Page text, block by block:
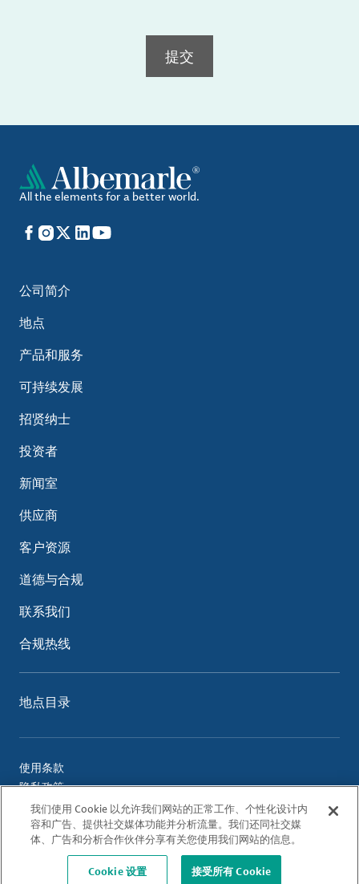
提交
All the elements for a better world.
Facebook
Instagram
X LinkedIn
YouTube
公司简介
地点
产品和服务
可持续发展
招贤纳士
投资者
新闻室
供应商
客户资源
道德与合规
联系我们
合规热线
地点目录
使用条款
隐私政策
Cookie 政策
© 2026 Albemarle Corporation. All Rights Reserved.
我们使用 Cookie 以允许我们网站的正常工作、个性化设计内
容和广告、提供社交媒体功能并分析流量。我们还同社交媒
体、广告和分析合作伙伴分享有关您使用我们网站的信息。
Cookie 设置 接受所有 Cookie